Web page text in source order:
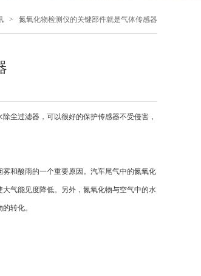
> 氮氧化物检测仪的关键部件就是气体传感器
尘过滤器，可以很好的保护传感器不受侵害，
和酸雨的一个重要原因。汽车尾气中的氮氧化
气能见度降低。另外，氮氧化物与空气中的水
转化。